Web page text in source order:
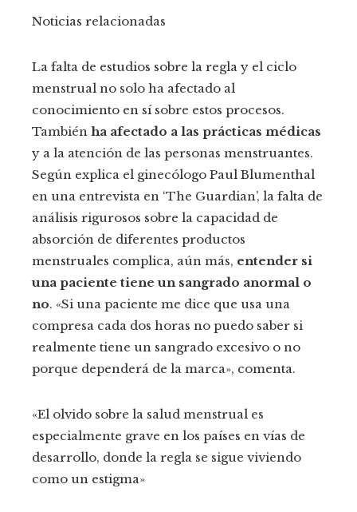
Noticias relacionadas
La falta de estudios sobre la regla y el ciclo
menstrual no solo ha afectado al
conocimiento en sí sobre estos procesos.
También ha afectado a las prácticas médicas
y a la atención de las personas menstruantes.
Según explica el ginecólogo Paul Blumenthal
en una entrevista en ‘The Guardian’, la falta de
análisis rigurosos sobre la capacidad de
absorción de diferentes productos
menstruales complica, aún más, entender si
una paciente tiene un sangrado anormal o
no. «Si una paciente me dice que usa una
compresa cada dos horas no puedo saber si
realmente tiene un sangrado excesivo o no
porque dependerá de la marca», comenta.
«El olvido sobre la salud menstrual es
especialmente grave en los países en vías de
desarrollo, donde la regla se sigue viviendo
como un estigma»